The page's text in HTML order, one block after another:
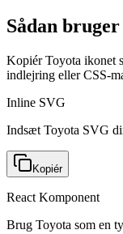
Sådan
Kopiér Toyota ikonet
indlejring eller CSS-
Inline SVG
Indsæt Toyota SVG
Kopiér
React Komponent
Brug Toyota som en